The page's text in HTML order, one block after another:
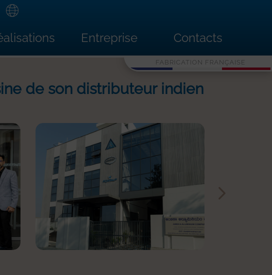
Entreprise Contacts
FABRICATION FRANÇAISE
de son distributeur indien